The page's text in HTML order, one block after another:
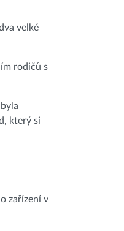
velké
rodičů s
který si
zařízení v